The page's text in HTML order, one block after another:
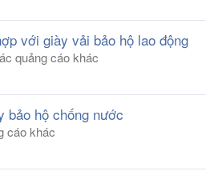
với giày vải bảo hộ lao động
quảng cáo khác
bảo hộ chống nước
cáo khác